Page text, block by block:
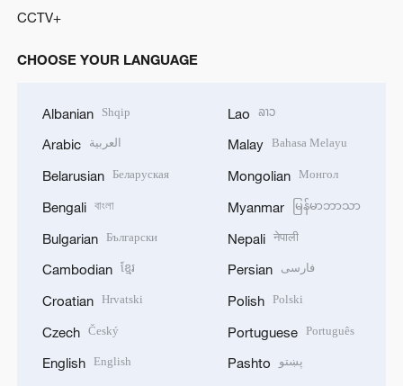
CCTV+
CHOOSE YOUR LANGUAGE
Albanian Shqip
Arabic العربية
Belarusian Беларуская
Bengali বাংলা
Bulgarian Български
Cambodian ខ្មែរ
Croatian Hrvatski
Czech Český
English English
Lao ລາວ
Malay Bahasa Melayu
Mongolian Монгол
Myanmar မြန်မာဘာသာ
Nepali नेपाली
Persian فارسی
Polish Polski
Portuguese Português
Pashto پښتو